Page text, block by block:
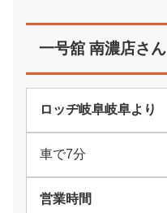
一号舘 南濃店さん
ロッヂ岐阜岐阜より
車で7分
営業時間